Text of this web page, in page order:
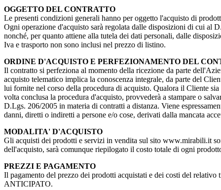
OGGETTO DEL CONTRATTO
Le presenti condizioni generali hanno per oggetto l'acquisto di
Ogni operazione d'acquisto sarà regolata dalle disposizioni di cui al
nonché, per quanto attiene alla tutela dei dati personali, dalle
Iva e trasporto non sono inclusi nel prezzo di listino.
ORDINE D'ACQUISTO E PERFEZIONAMENTO DEL
Il contratto si perfeziona al momento della ricezione da parte
acquisto telematico implica la conoscenza integrale, da parte del
lui fornite nel corso della procedura di acquisto. Qualora il Cliente
volta conclusa la procedura d'acquisto, provvederà a stampare o
D.Lgs. 206/2005 in materia di contratti a distanza. Viene
danni, diretti o indiretti a persone e/o cose, derivati dalla mancata
MODALITA' D'ACQUISTO
Gli acquisti dei prodotti e servizi in vendita sul sito www.mirabili.it
dell'acquisto, sarà comunque riepilogato il costo totale di ogni
PREZZI E PAGAMENTO
Il pagamento del prezzo dei prodotti acquistati e dei costi del
ANTICIPATO.